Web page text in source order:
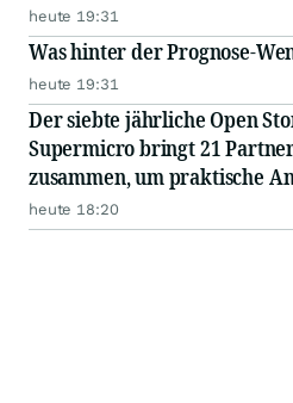
heute 19:31
Was hinter der Prognose-
heute 19:31
Der siebte jährliche Open
Supermicro bringt 21
zusammen, um praktische
angelegten Einsatz von KI in
auszutauschen
heute 18:20